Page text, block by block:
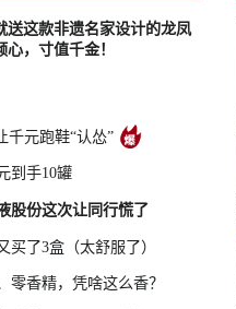
送这款非遗名家设计的龙凤
，寸值千金！
千元跑鞋“认怂”
到手10罐
股份这次让同行慌了
了3盒（太舒服了）
零香精，凭啥这么香？